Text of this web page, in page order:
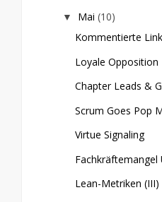
▼ Mai (10)
Kommentierte
Loyale Opposition
Chapter Leads &
Scrum Goes Pop
Virtue Signaling
Fachkräftemangel
Lean-Metriken (III)